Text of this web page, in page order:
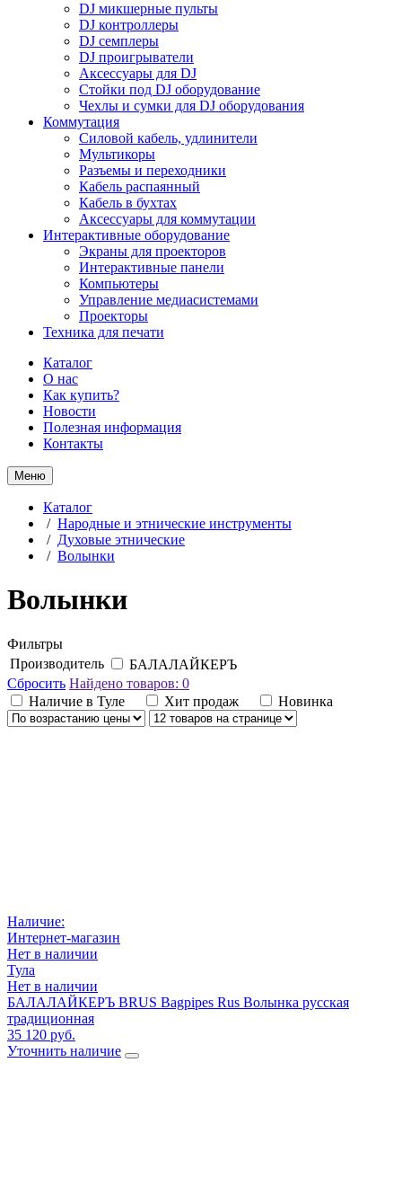
DJ микшерные пульты
DJ контроллеры
DJ семплеры
DJ проигрыватели
Аксессуары для DJ
Стойки под DJ оборудование
Чехлы и сумки для DJ оборудования
Коммутация
Силовой кабель, удлинители
Мультикоры
Разъемы и переходники
Кабель распаянный
Кабель в бухтах
Аксессуары для коммутации
Интерактивные оборудование
Экраны для проекторов
Интерактивные панели
Компьютеры
Управление медиасистемами
Проекторы
Техника для печати
Каталог
О нас
Как купить?
Новости
Полезная информация
Контакты
Меню
Каталог
/ Народные и этнические инструменты
/ Духовые этнические
/ Волынки
Волынки
Фильтры
Производитель
БАЛАЛАЙКЕРЪ
Сбросить Найдено товаров: 0
Наличие в Туле
Хит продаж Новинка
Наличие:
Интернет-магазин
Нет в наличии
Тула
Нет в наличии
БАЛАЛАЙКЕРЪ BRUS Bagpipes Rus Волынка русская
традиционная
35 120 руб.
Уточнить наличие